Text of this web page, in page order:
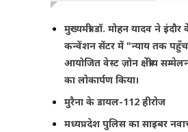
मुख्यमंत्री डॉ. मोहन यादव ने इंदौर
कन्वेंशन सेंटर में "न्याय तक
आयोजित वेस्ट ज़ोन क्षेत्रीय
का लोकार्पण किया।
मुरैना के डायल-112 हीरोज
मध्यप्रदेश पुलिस का साइबर